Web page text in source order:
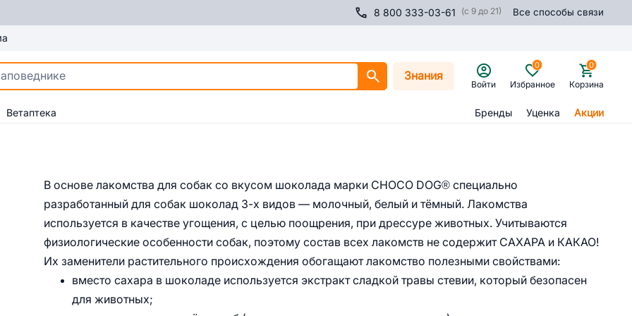
8 800 333-03-61 (с 9 до 21) Все способы связи
Знания
Войти Избранное
0
Корзина
0
Ветаптека Бренды Уценка Акции
В основе лакомства для собак со вкусом шоколада марки CHOCO DOG® специально
разработанный для собак шоколад 3-х видов — молочный, белый и тёмный. Лакомства
используется в качестве угощения, с целью поощрения, при дрессуре животных. Учитываются
физиологические особенности собак, поэтому состав всех лакомств не содержит САХАРА и КАКАО!
Их заменители растительного происхождения обогащают лакомство полезными свойствами:
вместо сахара в шоколаде используется экстракт сладкой травы стевии, который безопасен
для животных;